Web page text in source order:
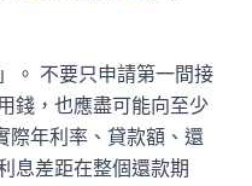
。 不要只申請第一間接
錢，也應盡可能向至少
年利率、貸款額、還
息差距在整個還款期